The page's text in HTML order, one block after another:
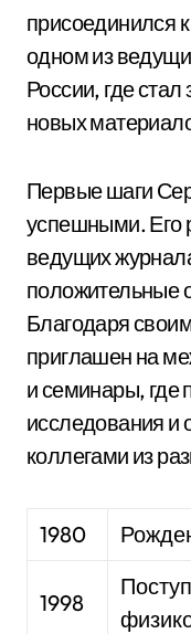
присоединился
одном из
России, где
новых
Первые шаги
успешными. Его
ведущих
положительные
Благодаря
приглашен на
и семинары, где
исследования и
коллегами из
1980
1998